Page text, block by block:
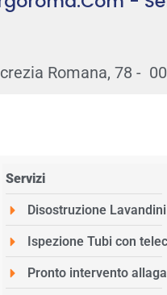
Romana, 78 -
Servizi
Disostruzione
Ispezione Tubi con
Pronto intervento